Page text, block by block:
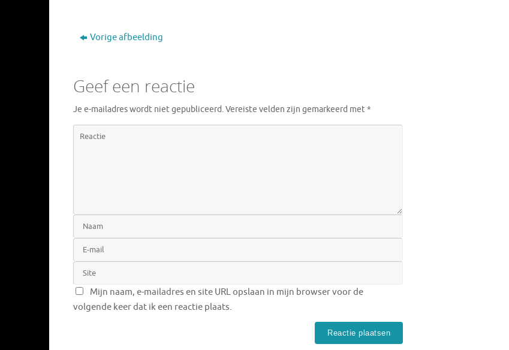
Vorige afbeelding
Geef een reactie
Je e-mailadres wordt niet gepubliceerd.Vereiste velden zijn gemarkeerd met*
Mijn naam, e-mailadres en site URL opslaan in mijn browser voor de
volgende keer dat ik een reactie plaats.